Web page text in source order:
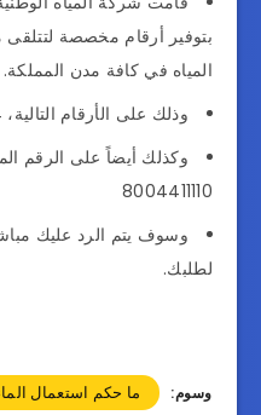
بتوفير أرقام مخصصة
المياه في كافة مدن المملكة.
وذلك على الأرقام التالية، 920001744
وكذلك أيضاً على الرقم
8004411110
وسوف يتم الرد عليك
لطلبك.
وسوم: ما حكم استعمال